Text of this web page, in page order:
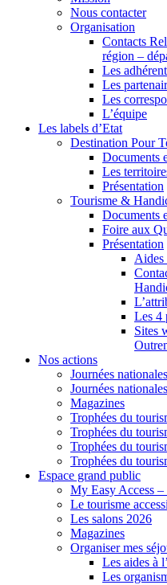
Nous contacter
Organisation
Contacts
région –
Les
Les
Les
L’équipe
Les labels d’Etat
Destination Pour
Documents
Les
Présentation
Tourisme &
Documents
Foire aux
Présentation
Aides
Les 4
Sites
Nos actions
Journées
Journées
Magazines
Trophées du
Trophées du
Trophées du
Trophées du
Espace grand public
My Easy Access
Le tourisme
Les salons 2026
Magazines
Organiser mes
Les aides à
Les